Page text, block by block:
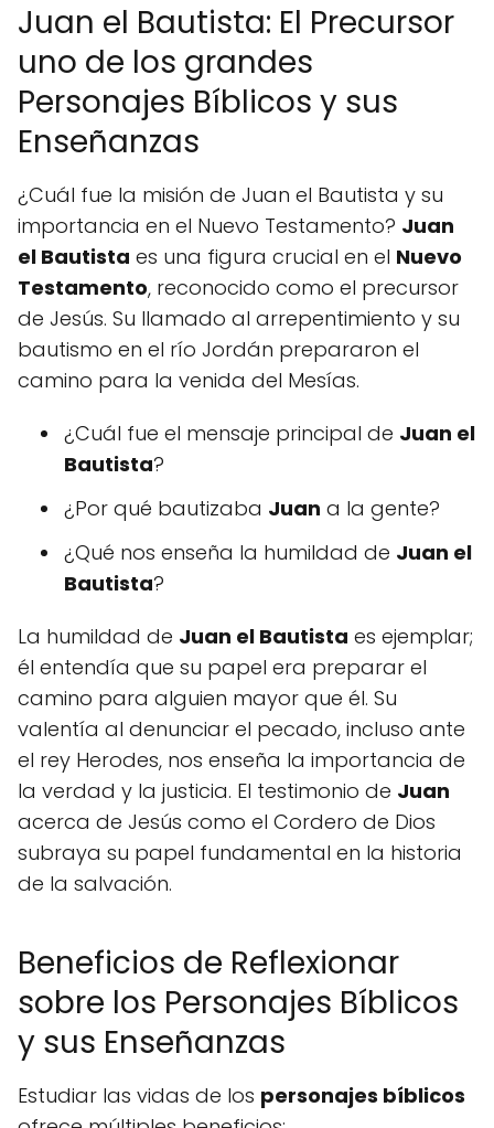
Juan el Bautista: El Precursor
uno de los grandes
Personajes Bíblicos y sus
Enseñanzas
¿Cuál fue la misión de Juan el Bautista y su
importancia en el Nuevo Testamento? Juan
el Bautista es una figura crucial en el Nuevo
Testamento, reconocido como el precursor
de Jesús. Su llamado al arrepentimiento y su
bautismo en el río Jordán prepararon el
camino para la venida del Mesías.
¿Cuál fue el mensaje principal de Juan el
Bautista?
¿Por qué bautizaba Juan a la gente?
¿Qué nos enseña la humildad de Juan el
Bautista?
La humildad de Juan el Bautista es ejemplar;
él entendía que su papel era preparar el
camino para alguien mayor que él. Su
valentía al denunciar el pecado, incluso ante
el rey Herodes, nos enseña la importancia de
la verdad y la justicia. El testimonio de Juan
acerca de Jesús como el Cordero de Dios
subraya su papel fundamental en la historia
de la salvación.
Beneficios de Reflexionar
sobre los Personajes Bíblicos
y sus Enseñanzas
Estudiar las vidas de los personajes bíblicos